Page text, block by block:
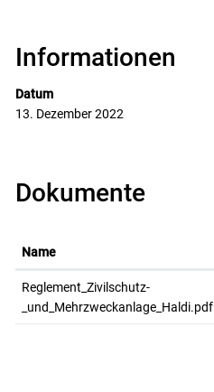
Informationen
Datum
13. Dezember 2022
Dokumente
Name
Reglement_Zivilschutz-
_und_Mehrzweckanlage_Haldi.pdf